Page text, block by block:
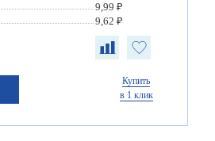
9,99 ₽
9,62 ₽
Купить
в 1 клик